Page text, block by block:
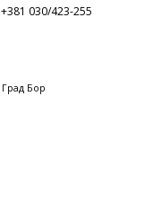
030/423-255
Град Бор